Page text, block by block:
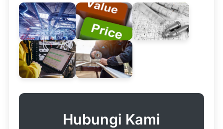
Hubungi Kami